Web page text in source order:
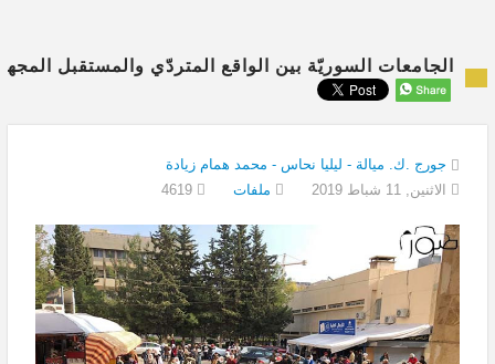
الجامعات السوريّة بين الواقع المتردّي والمستقبل
جورج .ك. ميالة - ليليا نحاس - محمد همام زيادة
الاثنين, 11 شباط 2019
ملفات